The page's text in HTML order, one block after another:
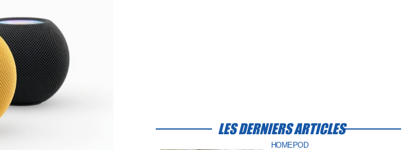
LES DERNIERS ARTICLES
HOMEPOD